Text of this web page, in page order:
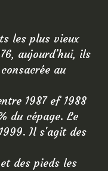
les plus vieux
aujourd’hui, ils
au
1987 ef 1988
du cépage. Le
Il s'agit des
des pieds les